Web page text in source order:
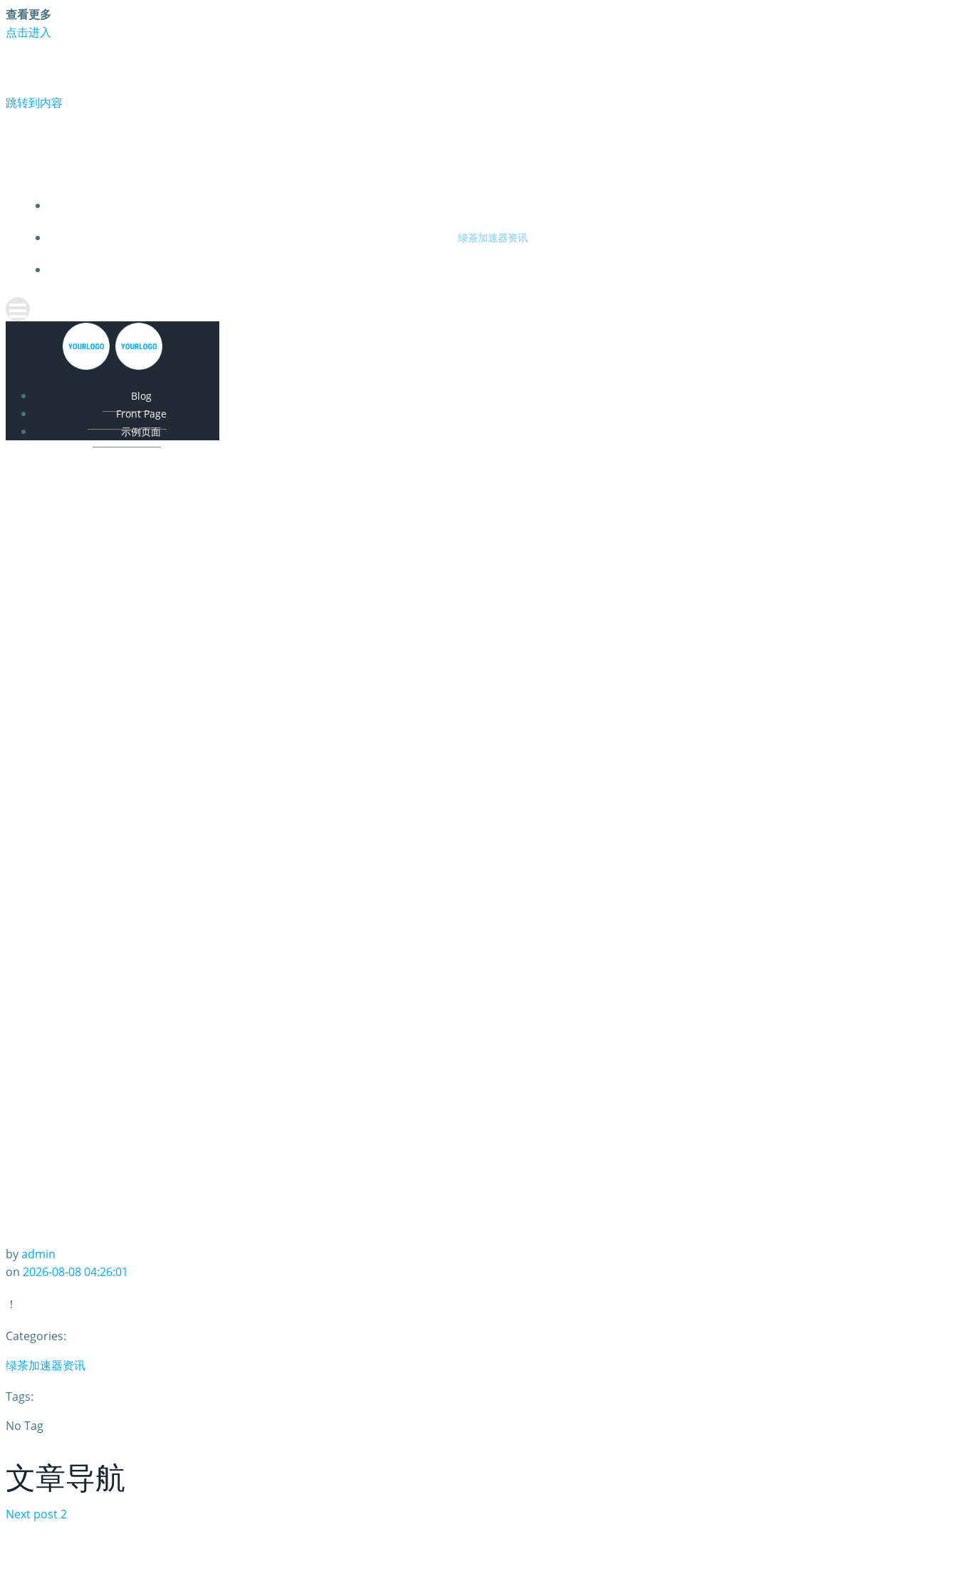
查看更多
点击进入
跳转到内容
绿茶加速器资讯
Blog
Front Page
示例页面
byadmin
on 2026-08-08 04:26:01
！
Categories:
绿茶加速器资讯
Tags:
No Tag
文章导航
Next post2